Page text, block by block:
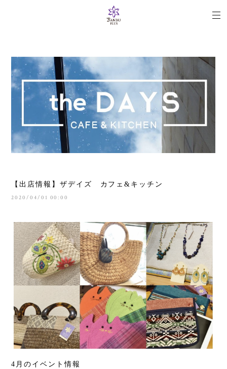
【出店情報】ザデイズ カフェ&キッチン
2020/04/01 00:00
4月のイベント情報